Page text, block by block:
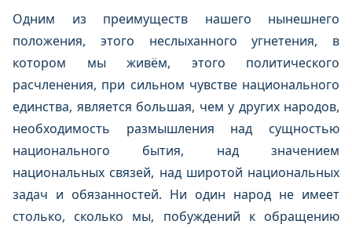
Одним из преимуществ нашего нынешнего
положения, этого неслыханного угнетения, в
котором мы живём, этого политического
расчленения, при сильном чувстве национального
единства, является большая, чем у других народов,
необходимость размышления над сущностью
национального бытия, над значением
национальных связей, над широтой национальных
задач и обязанностей. Ни один народ не имеет
столько, сколько мы, побуждений к обращению